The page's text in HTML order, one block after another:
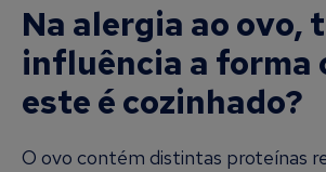
Na alergia ao ovo,
influência a forma
este é cozinhado?
O ovo contém distintas proteínas